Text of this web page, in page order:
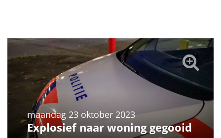
maandag 23 oktober 2023
Explosief naar woning gegooid